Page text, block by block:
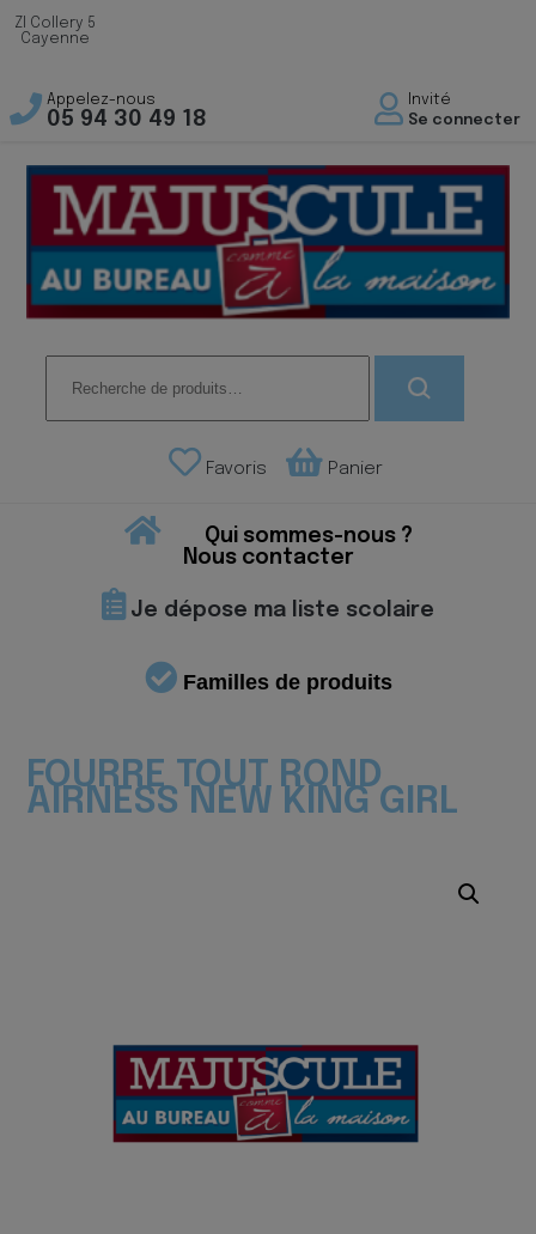
ZI Collery 5
Cayenne
Appelez-nous
05 94 30 49 18
Invité
Se connecter
pour :
Favoris Panier
Qui sommes-nous ?
Nous contacter
Je dépose ma liste scolaire
Familles de produits
FOURRE TOUT ROND
AIRNESS NEW KING GIRL